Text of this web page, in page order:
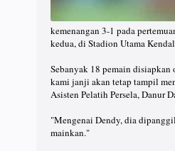
kemenangan 3-1 pada
kedua, di Stadion Utama
Sebanyak 18 pemain
kami janji akan tetap tampil
Asisten Pelatih Persela, Danur
"Mengenai Dendy, dia
mainkan."